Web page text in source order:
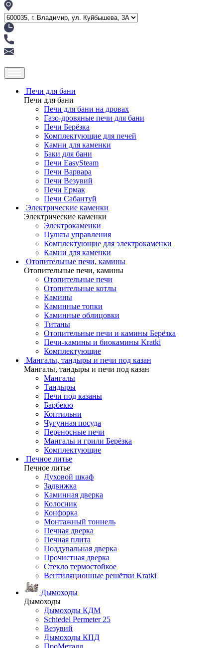
Печи для бани
Печи для бани
Печи для бани на дровах
Газо-дровяные печи для бани
Печи Берёзка
Комплектующие для печей
Камни для каменки
Баки для бани
Печи EasySteam
Печи Варвара
Печи Везувий
Печи Ермак
Печи Сабантуй
Электрические каменки
Электрические каменки
Электрокаменки
Пульты управления
Комплектующие для электрокаменки
Камни для каменки
Отопительные печи, камины
Отопительные печи, камины
Отопительные печи
Отопительные котлы
Камины
Каминные топки
Каминные облицовки
Титаны
Отопительные печи и камины Берёзка
Печи-камины и биокамины Kratki
Комплектующие
Мангалы, тандыры и печи под казан
Мангалы, тандыры и печи под казан
Мангалы
Тандыры
Печи под казаны
Барбекю
Коптильни
Чугунная посуда
Переносные печи
Мангалы и грили Берёзка
Комплектующие
Печное литье
Печное литье
Духовой шкаф
Задвижка
Каминная дверка
Колосник
Конфорка
Монтажный тоннель
Печная дверка
Печная плита
Поддувальная дверка
Прочистная дверка
Стекло термостойкое
Вентиляционные решётки Kratki
Дымоходы
Дымоходы
Дымоходы КДМ
Schiedel Permeter 25
Везувий
Дымоходы КПД
ПроМеталл